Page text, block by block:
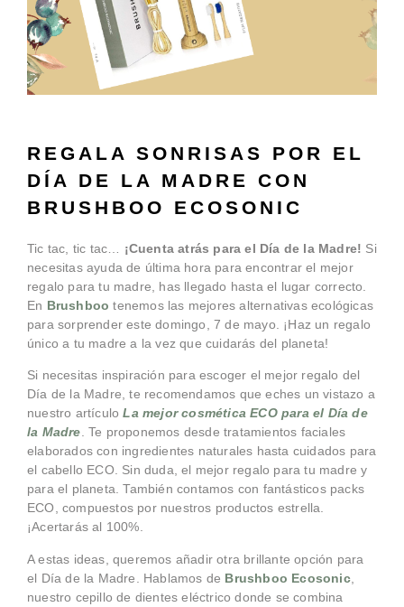
REGALA SONRISAS POR EL
DÍA DE LA MADRE CON
BRUSHBOO ECOSONIC
Tic tac, tic tac… ¡Cuenta atrás para el Día de la Madre! Si
necesitas ayuda de última hora para encontrar el mejor
regalo para tu madre, has llegado hasta el lugar correcto.
En Brushboo tenemos las mejores alternativas ecológicas
para sorprender este domingo, 7 de mayo. ¡Haz un regalo
único a tu madre a la vez que cuidarás del planeta!
Si necesitas inspiración para escoger el mejor regalo del
Día de la Madre, te recomendamos que eches un vistazo a
nuestro artículoLa mejor cosmética ECO para el Día de
la Madre. Te proponemos desde tratamientos faciales
elaborados con ingredientes naturales hasta cuidados para
el cabello ECO. Sin duda, el mejor regalo para tu madre y
para el planeta. También contamos con fantásticos packs
ECO, compuestos por nuestros productos estrella.
¡Acertarás al 100%.
A estas ideas, queremos añadir otra brillante opción para
el Día de la Madre. Hablamos de Brushboo Ecosonic,
nuestro cepillo de dientes eléctrico donde se combina